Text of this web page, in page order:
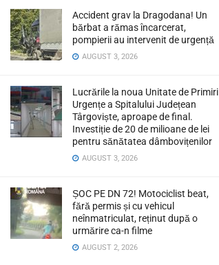
Accident grav la Dragodana! Un
bărbat a rămas încarcerat,
pompierii au intervenit de urgență
AUGUST 3, 2026
Lucrările la noua Unitate de Primiri
Urgențe a Spitalului Județean
Târgoviște, aproape de final.
Investiție de 20 de milioane de lei
pentru sănătatea dâmbovițenilor
AUGUST 3, 2026
ȘOC PE DN 72! Motociclist beat,
fără permis și cu vehicul
neînmatriculat, reținut după o
urmărire ca-n filme
AUGUST 2, 2026